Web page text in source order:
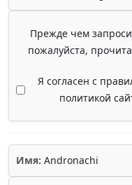
Прежде чем
пожалуйста,
Я согласен с
политикой
Имя: Andronachi